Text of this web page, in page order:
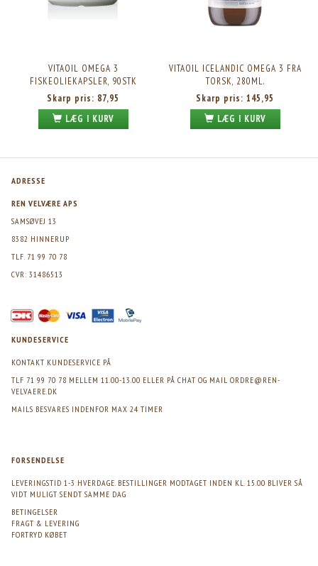
VITAOIL OMEGA 3
FISKEOLIEKAPSLER, 90STK
Skarp pris: 87,95
LÆG I KURV
VITAOIL ICELANDIC OMEGA 3 FRA
TORSK, 280ML.
Skarp pris: 145,95
LÆG I KURV
ADRESSE
REN VELVÆRE APS
SAMSØVEJ 13
8382 HINNERUP
TLF. 71 99 70 78
CVR: 31486513
KUNDESERVICE
KONTAKT KUNDESERVICE PÅ
TLF 71 99 70 78 MELLEM 11.00-13.00 ELLER PÅ CHAT OG MAIL ORDRE@REN-
VELVAERE.DK
MAILS BESVARES INDENFOR MAX 24 TIMER
FORSENDELSE
LEVERINGSTID 1-3 HVERDAGE. BESTILLINGER MODTAGET INDEN KL. 15.00 BLIVER SÅ
VIDT MULIGT SENDT SAMME DAG
BETINGELSER
FRAGT & LEVERING
FORTRYD KØBET